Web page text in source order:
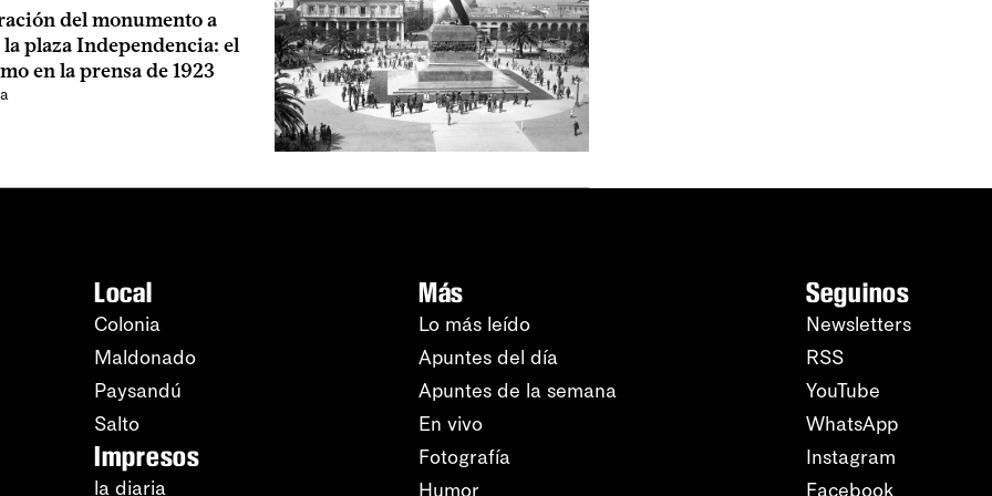
del monumento a
plaza Independencia: el
en la prensa de 1923
Local
Colonia
Maldonado
Paysandú
Salto
Impresos
la diaria
Más
Lo más leído
Apuntes del día
Apuntes de la semana
En vivo
Fotografía
Humor
Seguinos
Newsletters
RSS
YouTube
WhatsApp
Instagram
Facebook